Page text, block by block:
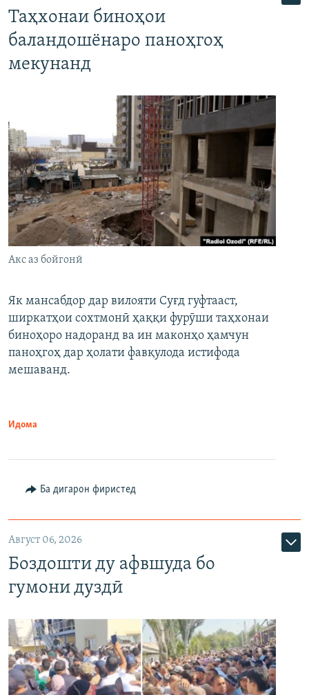
Таҳхонаи биноҳои
баландошёнаро паноҳгоҳ
мекунанд
Акс аз бойгонӣ
Як мансабдор дар вилояти Суғд гуфтааст,
ширкатҳои сохтмонӣ ҳаққи фурӯши таҳхонаи
биноҳоро надоранд ва ин маконҳо ҳамчун
паноҳгоҳ дар ҳолати фавқулода истифода
мешаванд.
Идома
Ба дигарон фиристед
Август 06, 2026
Боздошти ду афвшуда бо
гумони дуздӣ